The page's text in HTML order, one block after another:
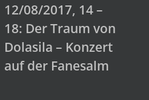
12/08/2017, 14 –
18: Der Traum von
Dolasila – Konzert
auf der Fanesalm